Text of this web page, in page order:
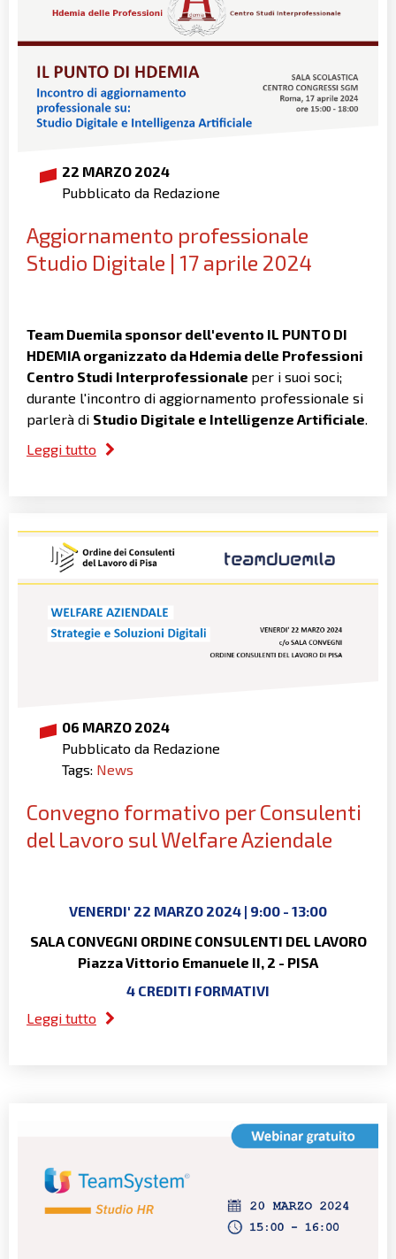
22 MARZO 2024
Pubblicato da Redazione
Aggiornamento professionale
Studio Digitale | 17 aprile 2024
Team Duemila sponsor dell'evento IL PUNTO DI
HDEMIA organizzato da Hdemia delle Professioni
Centro Studi Interprofessionale per i suoi soci;
durante l'incontro di aggiornamento professionale si
parlerà di Studio Digitale e Intelligenze Artificiale.
Leggi tutto
06 MARZO 2024
Pubblicato da Redazione
Tags: News
Convegno formativo per Consulenti
del Lavoro sul Welfare Aziendale
VENERDI' 22 MARZO 2024 | 9:00 - 13:00
SALA CONVEGNI ORDINE CONSULENTI DEL LAVORO
Piazza Vittorio Emanuele II, 2 - PISA
4 CREDITI FORMATIVI
Leggi tutto